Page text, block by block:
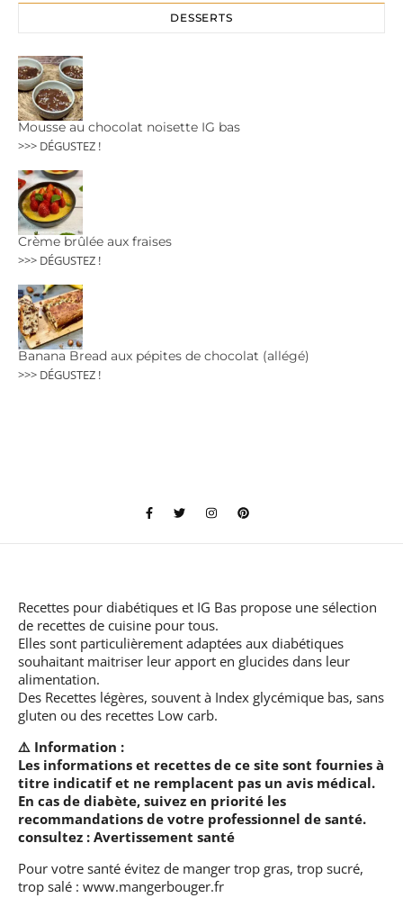
DESSERTS
Mousse au chocolat noisette IG bas
>>> DÉGUSTEZ !
Crème brûlée aux fraises
>>> DÉGUSTEZ !
Banana Bread aux pépites de chocolat (allégé)
>>> DÉGUSTEZ !
Recettes pour diabétiques et IG Bas propose une sélection
de recettes de cuisine pour tous.
Elles sont particulièrement adaptées aux diabétiques
souhaitant maitriser leur apport en glucides dans leur
alimentation.
Des Recettes légères, souvent à Index glycémique bas, sans
gluten ou des recettes Low carb.
⚠️ Information :
Les informations et recettes de ce site sont fournies à
titre indicatif et ne remplacent pas un avis médical.
En cas de diabète, suivez en priorité les
recommandations de votre professionnel de santé.
consultez : Avertissement santé
Pour votre santé évitez de manger trop gras, trop sucré,
trop salé : www.mangerbouger.fr